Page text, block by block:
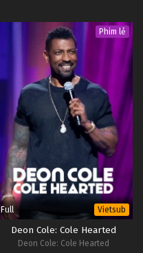
Phim lẻ
Full Vietsub
Deon Cole: Cole Hearted
Deon Cole: Cole Hearted